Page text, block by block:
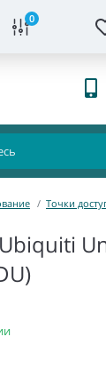
0
Точки